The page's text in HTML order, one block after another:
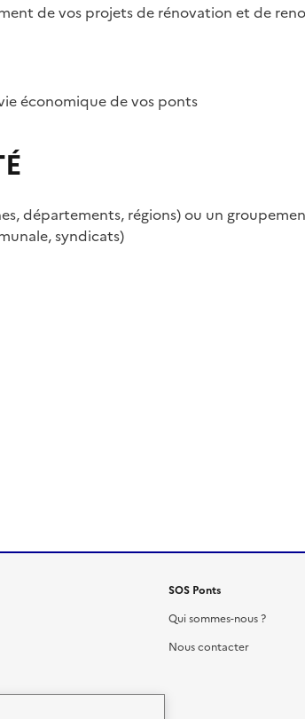
de vos projets de rénovation et de
économique de vos ponts
départements, régions) ou un
syndicats)
SOS Ponts
Qui sommes-nous ?
Nous contacter